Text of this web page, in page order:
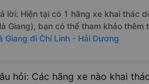
lời: Hiện tại có 1 hãng xe khai thác
Giang), bạn có thể tham khảo
Giang đi Chí Linh - Hải Dương
hỏi: Các hãng xe nào khai